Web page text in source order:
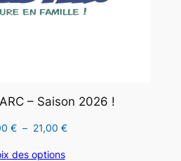
– Saison 2026 !
€ – 21,00 €Plage
des options